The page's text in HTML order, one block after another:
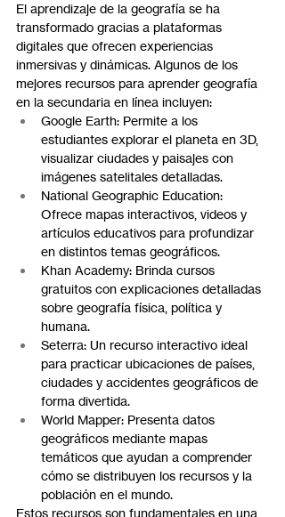
El aprendizaje de la geografía se ha
transformado gracias a plataformas
digitales que ofrecen experiencias
inmersivas y dinámicas. Algunos de los
mejores recursos para aprender geografía
en la secundaria en línea incluyen:
Google Earth: Permite a los
estudiantes explorar el planeta en 3D,
visualizar ciudades y paisajes con
imágenes satelitales detalladas.
National Geographic Education:
Ofrece mapas interactivos, videos y
artículos educativos para profundizar
en distintos temas geográficos.
Khan Academy: Brinda cursos
gratuitos con explicaciones detalladas
sobre geografía física, política y
humana.
Seterra: Un recurso interactivo ideal
para practicar ubicaciones de países,
ciudades y accidentes geográficos de
forma divertida.
World Mapper: Presenta datos
geográficos mediante mapas
temáticos que ayudan a comprender
cómo se distribuyen los recursos y la
población en el mundo.
Estos recursos son fundamentales en una